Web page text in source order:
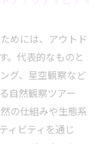
るキャンプ参加
トで思い出作
めには、アウトド
。代表的なものと
グ、星空観察など
自然観察ツアー
の仕組みや生態系
ィビティを通じ